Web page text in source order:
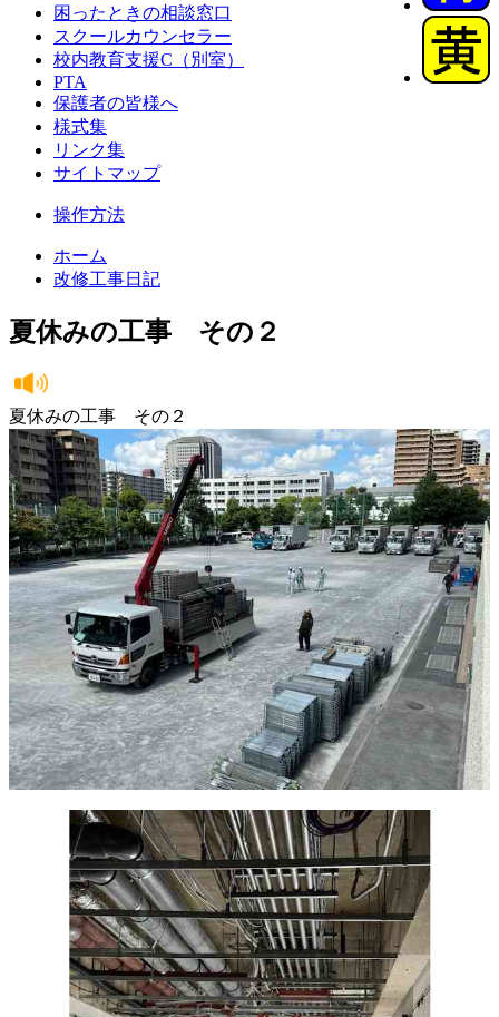
困ったときの相談窓口
スクールカウンセラー
校内教育支援C（別室）
PTA
保護者の皆様へ
様式集
リンク集
サイトマップ
操作方法
ホーム
改修工事日記
夏休みの工事 その２
夏休みの工事 その２